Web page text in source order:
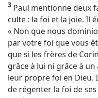
3 Paul mentionne deux
culte : la foi et la joie. Il
« Non que nous
par votre foi que vous
que si les frères de
grâce à lui ni grâce à
leur propre foi en Dieu.
de régenter la foi de